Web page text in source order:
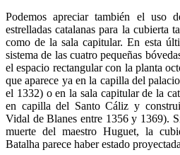
Podemos apreciar también el uso
estrelladas catalanas para la cubierta
como de la sala capitular. En esta
sistema de las cuatro pequeñas
el espacio rectangular con la planta
que aparece ya en la capilla del
el 1332) o en la sala capitular de la
en capilla del Santo Cáliz y
Vidal de Blanes entre 1356 y 1369).
muerte del maestro Huguet, la
Batalha parece haber estado